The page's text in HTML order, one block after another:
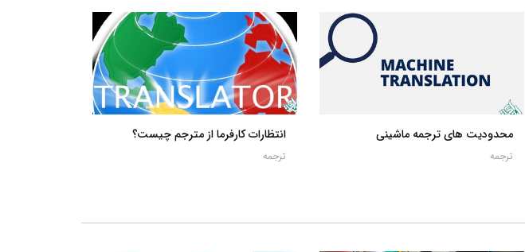
محدودیت های ترجمه ماشینی
ترجمه
انتظارات کارفرما از مترجم چیست؟
ترجمه